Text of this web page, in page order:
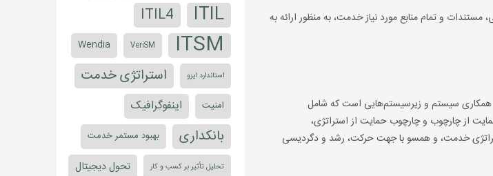
و تمام منابع مورد نیاز خدمت، به منظور ارائه به
همکاری سیستم و زیرسیستم‌هایی است که شامل
از چارچوب و چارچوب حمایت از استراتژی،
خدمت، و همسو با جهت حرکت، رشد و دگردیسی
ITIL
ITIL4
ITSM
VeriSM
Wendia
استاندارد ایزو استراتژی خدمت
امنیت اینفوگرافیک
بانکداری بهبود مستمر خدمت
تحلیل تأثیر بر کسب و کار تحول دیجیتال